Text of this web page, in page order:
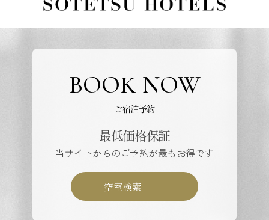
BOOK NOW
ご宿泊予約
最低価格保証
当サイトからのご予約が最もお得です
空室検索